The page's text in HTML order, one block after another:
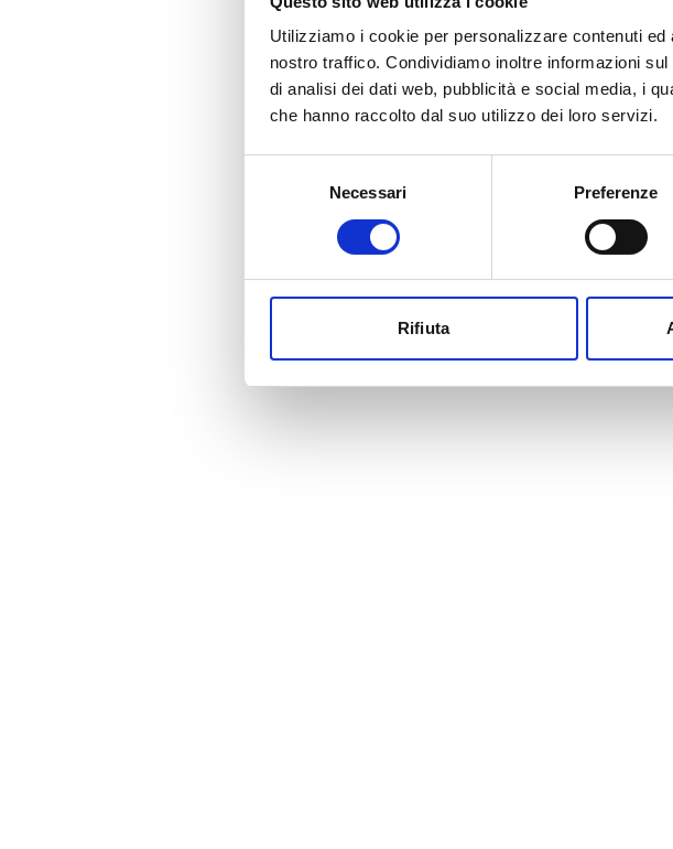
Utilizziamo i cookie per personalizzare contenuti
nostro traffico. Condividiamo inoltre informazioni
di analisi dei dati web, pubblicità e social media, i
che hanno raccolto dal suo utilizzo dei loro servizi.
Necessari Preferenze
Rifiuta